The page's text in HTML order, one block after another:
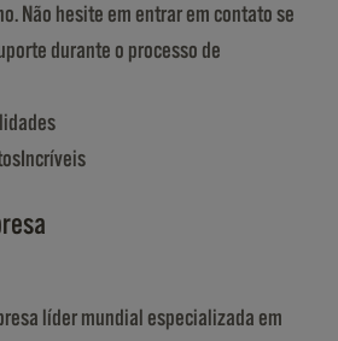
Não hesite em entrar em contato se
durante o processo de
líder mundial especializada em